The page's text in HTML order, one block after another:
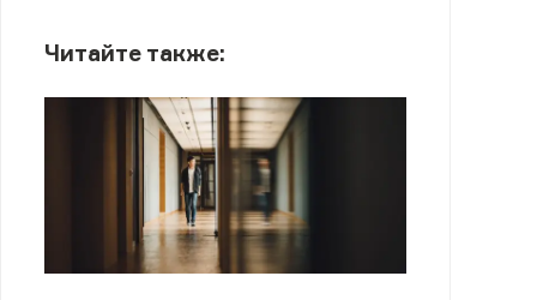
Читайте также: